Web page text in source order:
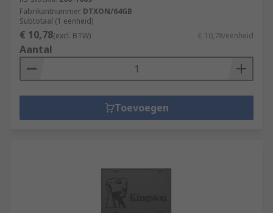
Fabrikantnummer DTXON/64GB
Subtotaal (1 eenheid)
€ 10,78(excl. BTW) € 10,78/eenheid
Aantal
Toevoegen